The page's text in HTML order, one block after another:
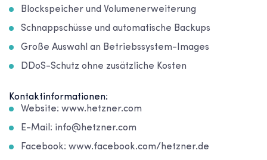
Blockspeicher und Volumenerweiterung
Schnappschüsse und automatische Backups
Große Auswahl an Betriebssystem-Images
DDoS-Schutz ohne zusätzliche Kosten
Kontaktinformationen:
Website: www.hetzner.com
E-Mail: info@hetzner.com
Facebook: www.facebook.com/hetzner.de